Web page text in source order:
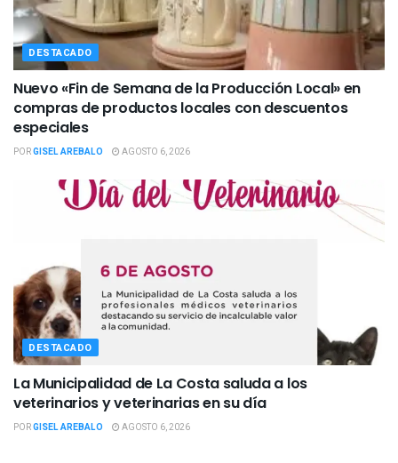
DESTACADO
Nuevo «Fin de Semana de la Producción Local» en
compras de productos locales con descuentos
especiales
PORGISEL AREBALO AGOSTO 6, 2026
DESTACADO
La Municipalidad de La Costa saluda a los
veterinarios y veterinarias en su día
PORGISEL AREBALO AGOSTO 6, 2026